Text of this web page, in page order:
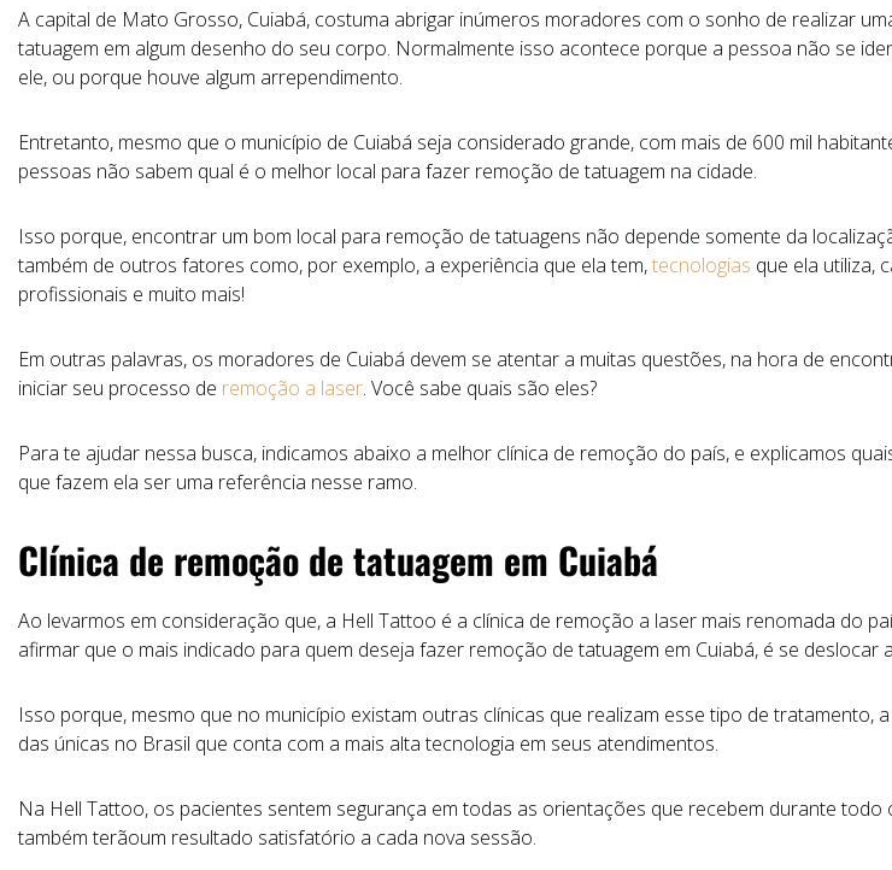
A capital de Mato Grosso, Cuiabá, costuma abrigar inúmeros moradores com o sonho de realizar
tatuagem em algum desenho do seu corpo. Normalmente isso acontece porque a pessoa não se
ele, ou porque houve algum arrependimento.
Entretanto, mesmo que o município de Cuiabá seja considerado grande, com mais de 600 mil
pessoas não sabem qual é o melhor local para fazer remoção de tatuagem na cidade.
Isso porque, encontrar um bom local para remoção de tatuagens não depende somente da
também de outros fatores como, por exemplo, a experiência que ela tem,tecnologias que ela utiliza,
profissionais e muito mais!
Em outras palavras, os moradores de Cuiabá devem se atentar a muitas questões, na hora de
iniciar seu processo de remoção a laser. Você sabe quais são eles?
Para te ajudar nessa busca, indicamos abaixo a melhor clínica de remoção do país, e explicamos
que fazem ela ser uma referência nesse ramo.
Clínica de remoção de tatuagem em Cuiabá
Ao levarmos em consideração que, a Hell Tattoo é a clínica de remoção a laser mais renomada do
afirmar que o mais indicado para quem deseja fazer remoção de tatuagem em Cuiabá, é se deslocar
Isso porque, mesmo que no município existam outras clínicas que realizam esse tipo de tratamento,
das únicas no Brasil que conta com a mais alta tecnologia em seus atendimentos.
Na Hell Tattoo, os pacientes sentem segurança em todas as orientações que recebem durante todo
também terãoum resultado satisfatório a cada nova sessão.